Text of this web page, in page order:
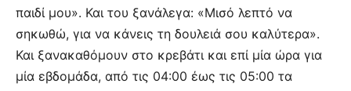
παιδί μου». Και του ξανάλεγα: «Μισό λεπτό να
σηκωθώ, για να κάνεις τη δουλειά σου καλύτερα».
Και ξανακαθόμουν στο κρεβάτι και επί μία ώρα για
μία εβδομάδα, από τις 04:00 έως τις 05:00 τα